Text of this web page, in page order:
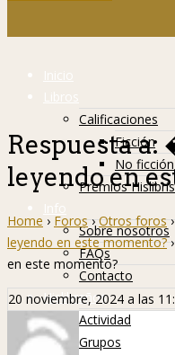
Inicio
Libros
Calificaciones
Ficción
No ficción
Premios
Info
Sobre nosotros
FAQs
Contacto
Hislibreños
Actividad
Grupos
Respuesta
leyendo en
Home › Foros › Otros foros ›
leyendo en este momento? ›
en este momento?
20 noviembre, 2024 a las